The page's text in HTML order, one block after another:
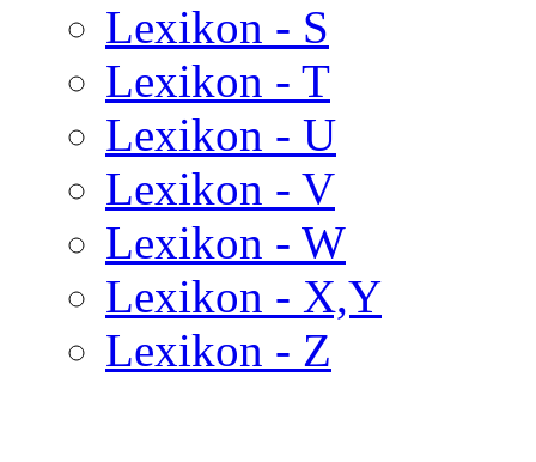
Lexikon - S
Lexikon - T
Lexikon - U
Lexikon - V
Lexikon - W
Lexikon - X,Y
Lexikon - Z